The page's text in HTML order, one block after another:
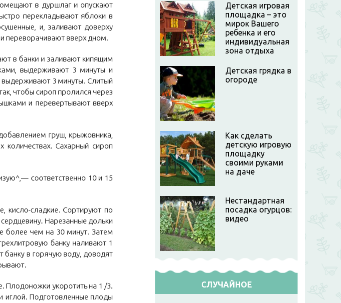
в дуршлаг и опускают
перекладывают яблоки в
и, заливают доверху
переворачивают вверх дном.
в банки и заливают кипящим
выдерживают 3 минуты и
выдерживают 3 минуты. Слитый
чтобы сироп пролился через
и перевертывают вверх
груш, крыжовника,
Сахарный сироп
соответственно 10 и 15
кисло-сладкие. Сортируют по
Нарезанные дольки
более чем на 30 минут. Затем
банку наливают 1
банку в горячую воду, доводят
Плодоножки укоротить на 1 /3.
иглой. Подготовленные плоды
Детская игровая
площадка – это
мирок Вашего
ребенка и его
индивидуальная
зона отдыха
Детская грядка в
огороде
Как сделать
детскую игровую
площадку
своими руками
на даче
Нестандартная
посадка огурцов:
видео
СЛУЧАЙНОЕ